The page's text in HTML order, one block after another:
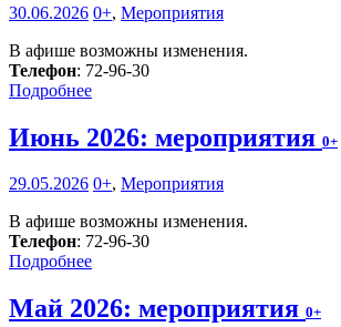
30.06.2026 0+, Мероприятия
В афише возможны изменения.
Телефон: 72-96-30
Подробнее
Июнь 2026: мероприятия 0+
29.05.2026 0+, Мероприятия
В афише возможны изменения.
Телефон: 72-96-30
Подробнее
Май 2026: мероприятия 0+